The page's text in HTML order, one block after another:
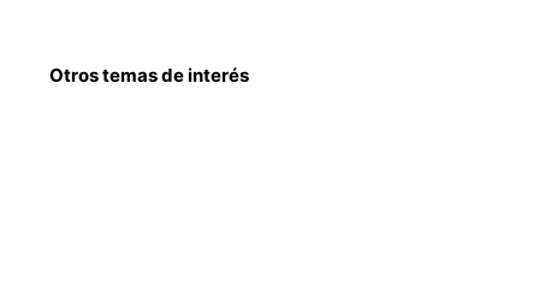
Otros temas de interés